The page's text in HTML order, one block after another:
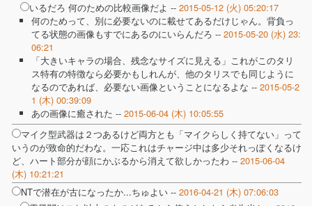
いるだろ 何のための比較画像だよ -- 2015-05-12 (火) 05:20:17
何のためって、別に必要ないのに載せてあるだけじゃん。背負っ
てる状態の画像もすでにあるのにいらんだろ -- 2015-05-20 (水) 23:
06:21
「大きいキャラの場合、残念なサイズに見える」これがこのタリ
ス特有の特徴なら必要かもしれんが、他のタリスでも同じように
なるのであれば、必要ない画像ということになるよな -- 2015-05-2
1 (木) 00:39:09
あの画像に癒された -- 2015-06-04 (木) 10:05:55
マイク型武器は２つあるけど両方とも「マイクらしく持てない」って
いうのが致命的だわな。一応これはチャージ中は多少それっぽくなるけ
ど、ハート部分が顔にかぶるから消えて欲しかったわ -- 2015-06-04
(木) 10:21:21
NTで潜在が古になったか...ちゅよい -- 2016-04-21 (木) 07:06:03